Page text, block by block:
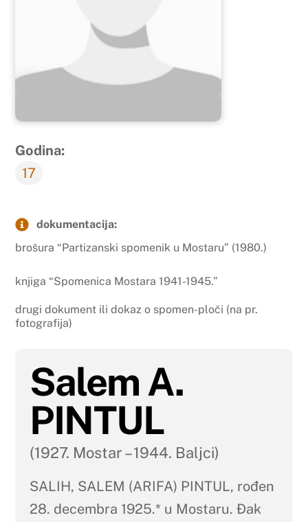
Godina:
17
dokumentacija:
brošura “Partizanski spomenik u Mostaru” (1980.)
knjiga “Spomenica Mostara 1941-1945.”
drugi dokument ili dokaz o spomen-ploči (na pr.
fotografija)
Salem A.
PINTUL
(1927. Mostar – 1944. Baljci)
SALIH, SALEM (ARIFA) PINTUL, rođen
28. decembra 1925.* u Mostaru. Đak